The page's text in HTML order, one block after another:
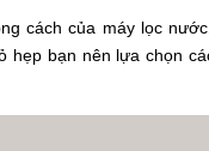
cách của máy lọc
hẹp bạn nên lựa chọn